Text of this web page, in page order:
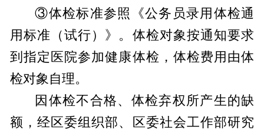
③体检标准参照《公务员录用体检通
用标准（试行）》。体检对象按通知要求
到指定医院参加健康体检，体检费用由体
检对象自理。
因体检不合格、体检弃权所产生的缺
额，经区委组织部、区委社会工作部研究